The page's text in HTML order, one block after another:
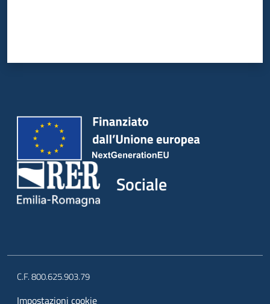
Sociale
C.F. 800.625.903.79
Impostazioni cookie